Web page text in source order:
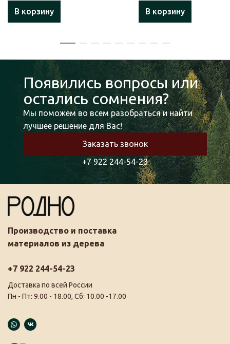
В корзину В корзину
Появились вопросы или
остались сомнения?
Мы поможем во всем разобраться и найти
лучшее решение для Вас!
Заказать звонок
+7 922 244-54-23
Производство и поставка
материалов из дерева
+7 922 244-54-23
Доставка по всей России
Пн - Пт: 9.00 - 18.00, Сб: 10.00 -17.00